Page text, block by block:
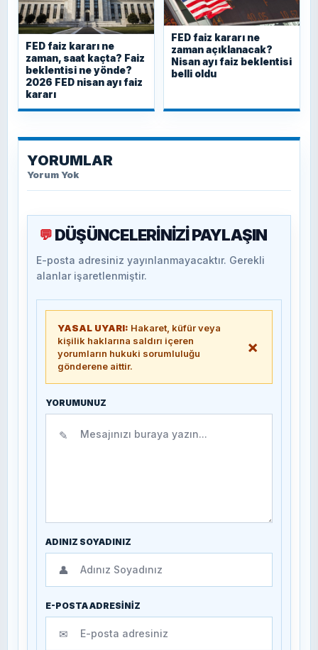
FED faiz kararı ne
zaman, saat kaçta? Faiz
beklentisi ne yönde?
2026 FED nisan ayı faiz
kararı
FED faiz kararı ne
zaman açıklanacak?
Nisan ayı faiz beklentisi
belli oldu
YORUMLAR
Yorum Yok
💬 DÜŞÜNCELERİNİZİ PAYLAŞIN
E-posta adresiniz yayınlanmayacaktır. Gerekli
alanlar işaretlenmiştir.
YASAL UYARI: Hakaret, küfür veya
kişilik haklarına saldırı içeren
yorumların hukuki sorumluluğu
gönderene aittir.
×
YORUMUNUZ
✎
ADINIZ SOYADINIZ
👤
E-POSTA ADRESİNİZ
✉